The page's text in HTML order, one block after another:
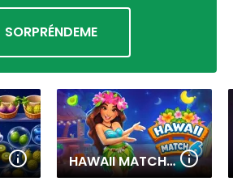
SORPRÉNDEME
HAWAII MATCH 6